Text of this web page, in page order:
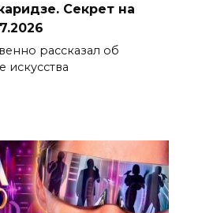
Секрет на
рассказал об
искусства